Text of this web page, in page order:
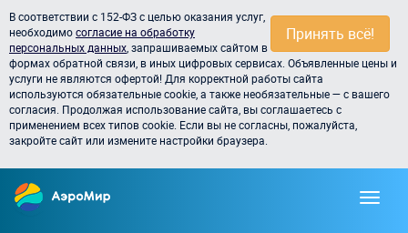
Принять всё!
В соответствии с 152-ФЗ с целью оказания услуг,
необходимосогласие на обработку
персональных данных , запрашиваемых сайтом в
формах обратной связи, в иных цифровых сервисах. Объявленные цены и
услуги не являются офертой! Для корректной работы сайта
используются обязательные cookie, а также необязательные — с вашего
согласия. Продолжая использование сайта, вы соглашаетесь с
применением всех типов cookie. Если вы не согласны, пожалуйста,
закройте сайт или измените настройки браузера.